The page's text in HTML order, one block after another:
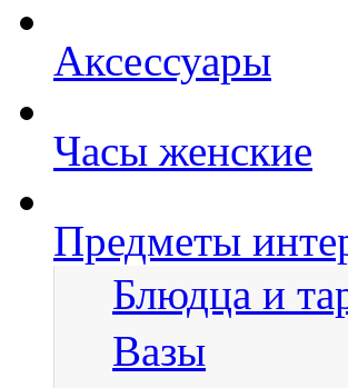
Аксессуары
Часы женские
Предметы
Блюдца и
Вазы